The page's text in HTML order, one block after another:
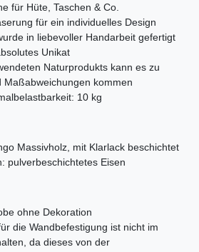
für Hüte, Taschen & Co.
für ein individuelles Design
in liebevoller Handarbeit gefertigt
Unikat
Naturprodukts kann es zu
Maßabweichungen kommen
10 kg
Massivholz, mit Klarlack beschichtet
pulverbeschichtetes Eisen
ohne Dekoration
die Wandbefestigung ist nicht im
da dieses von der